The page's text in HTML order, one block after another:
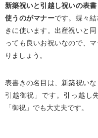
新築祝いと引越し祝いの表
使うのがマナーです。蝶々
きに使います。出産祝いと
っても良いお祝いなので、
りましょう。
表書きの名目は、新築祝い
引越御祝」です。引っ越し
「御祝」でも大丈夫です。